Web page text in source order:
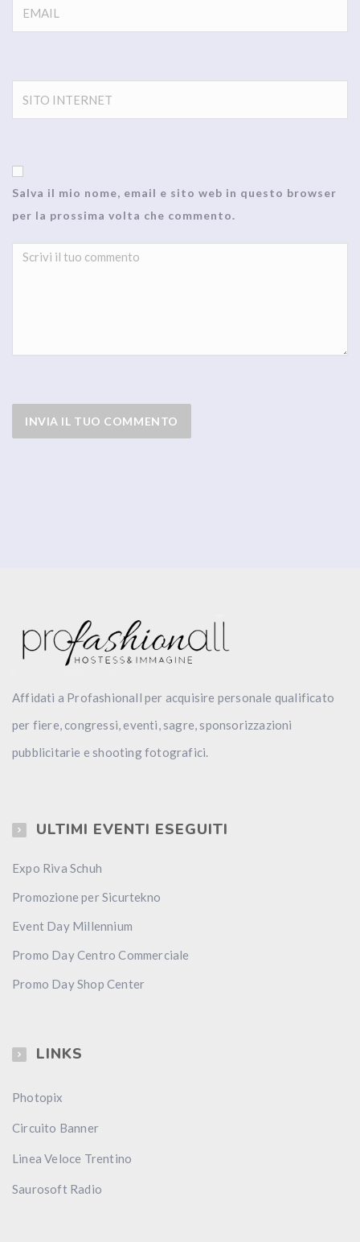
Salva il mio nome, email e sito web in questo browser
per la prossima volta che commento.
Affidati a Profashionall per acquisire personale qualificato
per fiere, congressi, eventi, sagre, sponsorizzazioni
pubblicitarie e shooting fotografici.
ULTIMI EVENTI ESEGUITI
Expo Riva Schuh
Promozione per Sicurtekno
Event Day Millennium
Promo Day Centro Commerciale
Promo Day Shop Center
LINKS
Photopix
Circuito Banner
Linea Veloce Trentino
Saurosoft Radio